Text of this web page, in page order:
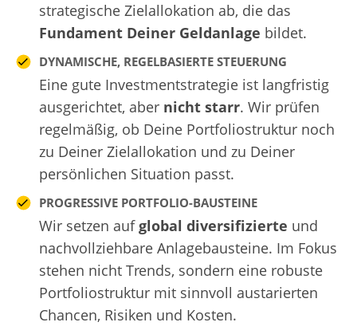
strategische Zielallokation ab, die das
Fundament Deiner Geldanlage bildet.
DYNAMISCHE, REGELBASIERTE STEUERUNG
Eine gute Investmentstrategie ist langfristig
ausgerichtet, aber nicht starr. Wir prüfen
regelmäßig, ob Deine Portfoliostruktur noch
zu Deiner Zielallokation und zu Deiner
persönlichen Situation passt.
PROGRESSIVE PORTFOLIO-BAUSTEINE
Wir setzen aufglobal diversifizierte und
nachvollziehbare Anlagebausteine. Im Fokus
stehen nicht Trends, sondern eine robuste
Portfoliostruktur mit sinnvoll austarierten
Chancen, Risiken und Kosten.